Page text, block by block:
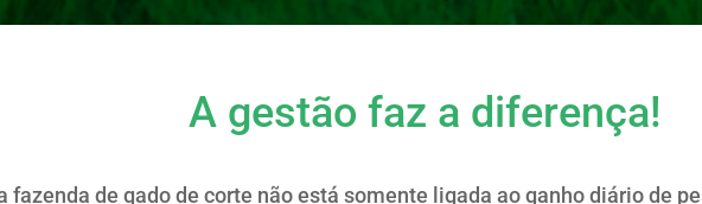
A gestão faz a diferença!
fazenda de gado de corte não está somente ligada ao ganho diário de